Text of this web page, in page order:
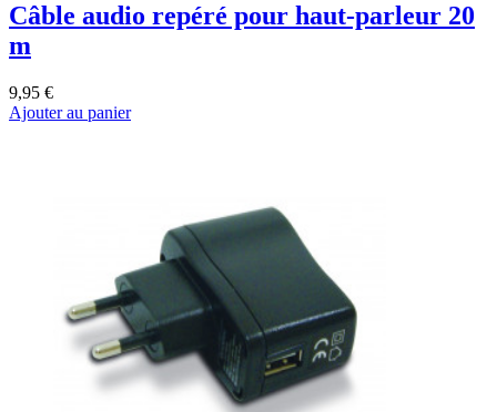
Câble audio repéré pour haut-parleur 20
m
9,95 €
Ajouter au panier